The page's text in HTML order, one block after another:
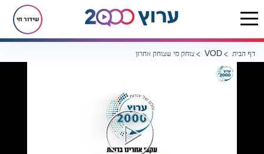
שידור חי
דף הבית VOD צוחק מי שצוחק אחרון